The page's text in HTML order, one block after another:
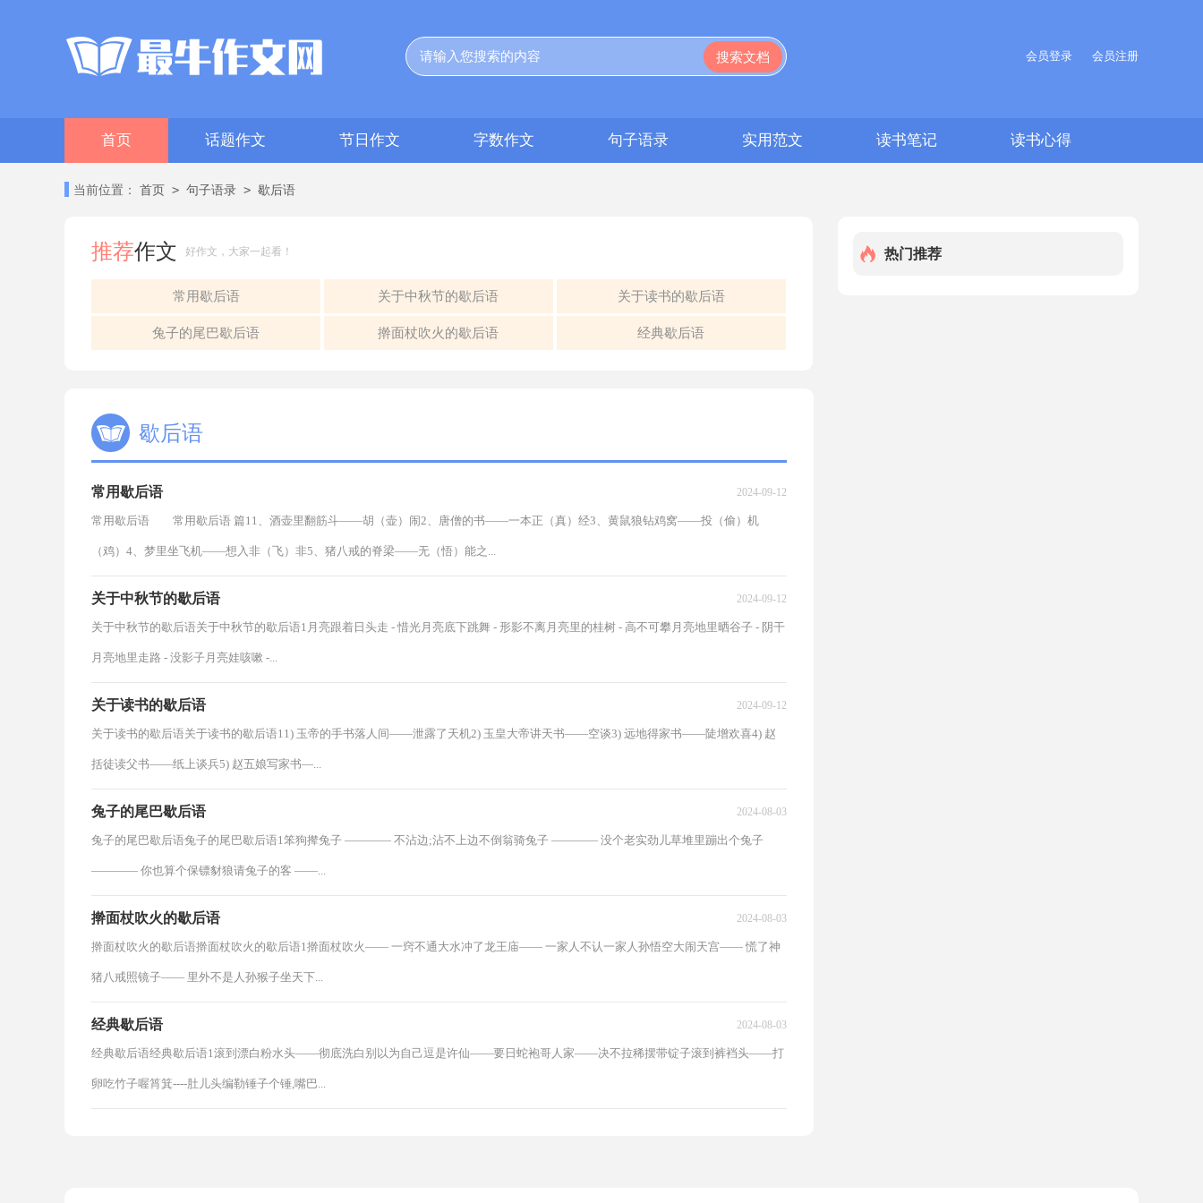
会员登录 会员注册
首页 话题作文 节日作文 字数作文 句子语录 实用范文 读书笔记 读书心得
当前位置： 首页 > 句子语录 > 歇后语
推荐作文 好作文，大家一起看！
常用歇后语 关于中秋节的歇后语 关于读书的歇后语
兔子的尾巴歇后语 擀面杖吹火的歇后语 经典歇后语
歇后语
常用歇后语 2024-09-12
常用歇后语 常用歇后语 篇11、酒壶里翻筋斗——胡（壶）闹2、唐僧的书——一本正（真）经3、黄鼠狼钻鸡窝——投（偷）机
（鸡）4、梦里坐飞机——想入非（飞）非5、猪八戒的脊梁——无（悟）能之...
关于中秋节的歇后语 2024-09-12
关于中秋节的歇后语关于中秋节的歇后语1月亮跟着日头走 - 惜光月亮底下跳舞 - 形影不离月亮里的桂树 - 高不可攀月亮地里晒谷子 - 阴干
月亮地里走路 - 没影子月亮娃咳嗽 -...
关于读书的歇后语 2024-09-12
关于读书的歇后语关于读书的歇后语11) 玉帝的手书落人间——泄露了天机2) 玉皇大帝讲天书——空谈3) 远地得家书——陡增欢喜4) 赵
括徒读父书——纸上谈兵5) 赵五娘写家书—...
兔子的尾巴歇后语 2024-08-03
兔子的尾巴歇后语兔子的尾巴歇后语1笨狗撵兔子 ———— 不沾边;沾不上边不倒翁骑兔子 ———— 没个老实劲儿草堆里蹦出个兔子
———— 你也算个保镖豺狼请兔子的客 ——...
擀面杖吹火的歇后语 2024-08-03
擀面杖吹火的歇后语擀面杖吹火的歇后语1擀面杖吹火—— 一窍不通大水冲了龙王庙—— 一家人不认一家人孙悟空大闹天宫—— 慌了神
猪八戒照镜子—— 里外不是人孙猴子坐天下...
经典歇后语 2024-08-03
经典歇后语经典歇后语1滚到漂白粉水头——彻底洗白别以为自己逗是许仙——要日蛇袍哥人家——决不拉稀摆带锭子滚到裤裆头——打
卵吃竹子喔筲箕----肚儿头编勒锤子个锤,嘴巴...
热门推荐